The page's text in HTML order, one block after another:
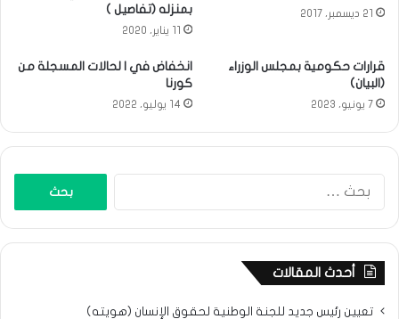
21 ديسمبر، 2017
بمنزله (تفاصيل )
11 يناير، 2020
قرارات حكومية بمجلس الوزراء
(البيان)
7 يونيو، 2023
انخفاض في ا لحالات المسجلة من
كورنا
14 يوليو، 2022
أحدث المقالات
تعيين رئيس جديد للجنة الوطنية لحقوق الإنسان (هويته)